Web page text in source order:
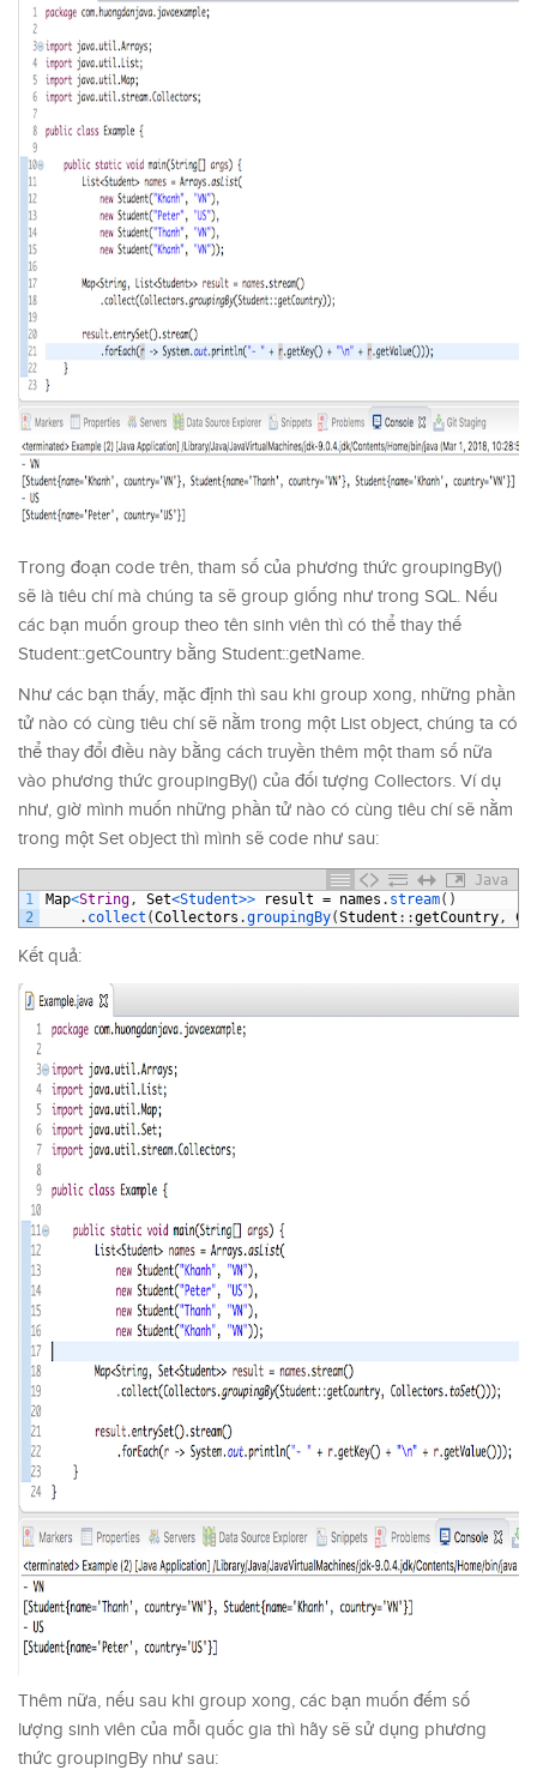
Trong đoạn code trên, tham số của phương thức groupingBy()
sẽ là tiêu chí mà chúng ta sẽ group giống như trong SQL. Nếu
các bạn muốn group theo tên sinh viên thì có thể thay thế
Student::getCountry bằng Student::getName.
Như các bạn thấy, mặc định thì sau khi group xong, những phần
tử nào có cùng tiêu chí sẽ nằm trong một List object, chúng ta có
thể thay đổi điều này bằng cách truyền thêm một tham số nữa
vào phương thức groupingBy() của đối tượng Collectors. Ví dụ
như, giờ mình muốn những phần tử nào có cùng tiêu chí sẽ nằm
trong một Set object thì mình sẽ code như sau:
Java
1
2
Map<String , Set<Student>> result = names . stream( )
. collect (Collectors .groupingBy(Student : :getCountry ,
Kết quả:
Thêm nữa, nếu sau khi group xong, các bạn muốn đếm số
lượng sinh viên của mỗi quốc gia thì hãy sẽ sử dụng phương
thức groupingBy như sau: